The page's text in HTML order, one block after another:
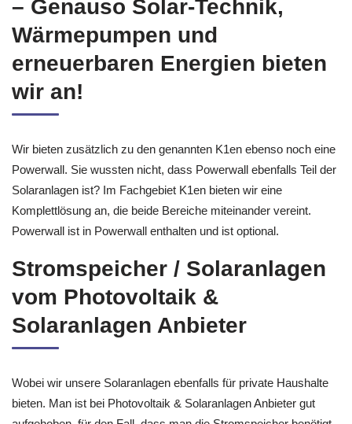
– Genauso Solar-Technik,
Wärmepumpen und
erneuerbaren Energien bieten
wir an!
Wir bieten zusätzlich zu den genannten K1en ebenso noch eine
Powerwall. Sie wussten nicht, dass Powerwall ebenfalls Teil der
Solaranlagen ist? Im Fachgebiet K1en bieten wir eine
Komplettlösung an, die beide Bereiche miteinander vereint.
Powerwall ist in Powerwall enthalten und ist optional.
Stromspeicher / Solaranlagen
vom Photovoltaik &
Solaranlagen Anbieter
Wobei wir unsere Solaranlagen ebenfalls für private Haushalte
bieten. Man ist bei Photovoltaik & Solaranlagen Anbieter gut